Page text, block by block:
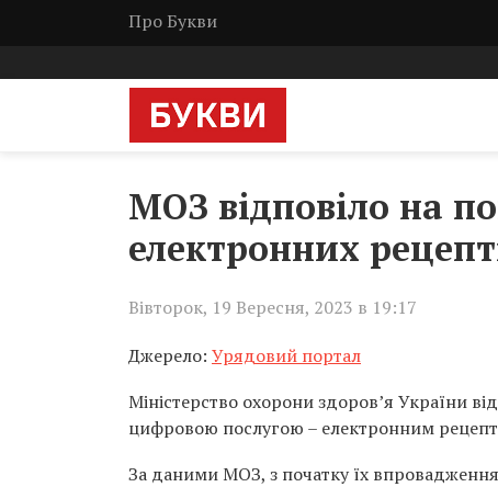
Про Букви
МОЗ відповіло на
електронних
Вівторок, 19 Вересня, 2023 в 19:17
Джерело: Урядовий портал
Міністерство охорони здоров’я України
цифровою послугою – електронним
За даними МОЗ, з початку їх